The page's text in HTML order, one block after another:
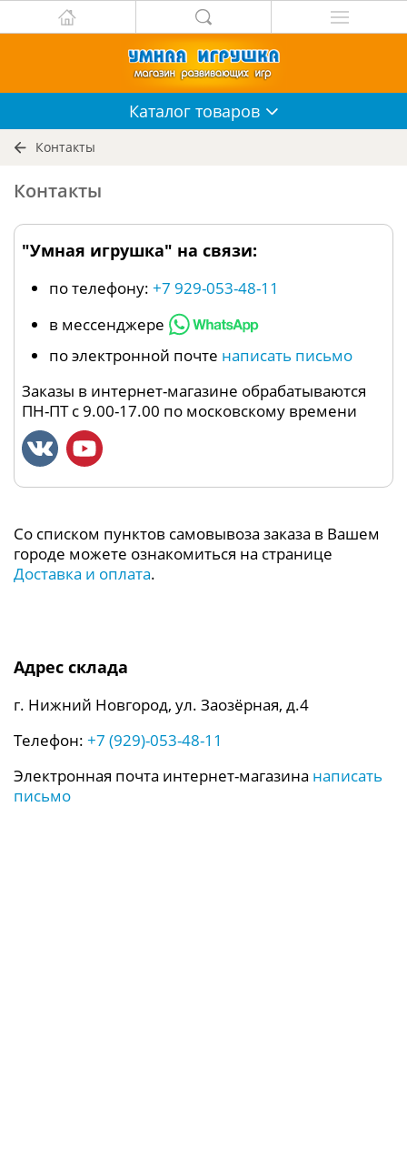
Каталог товаров
Контакты
Контакты
"Умная игрушка" на связи:
по телефону: +7 929-053-48-11
в мессенджере
по электронной почте написать письмо
Заказы в интернет-магазине обрабатываются
ПН-ПТ с 9.00-17.00 по московскому времени
Со списком пунктов самовывоза заказа в Вашем
городе можете ознакомиться на странице
Доставка и оплата.
Адрес склада
г. Нижний Новгород, ул. Заозёрная, д.4
Телефон: +7 (929)-053-48-11
Электронная почта интернет-магазина написать
письмо